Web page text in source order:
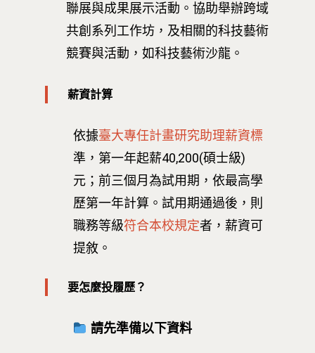
聯展與成果展示活動。協助舉辦跨域
共創系列工作坊，及相關的科技藝術
競賽與活動，如科技藝術沙龍。
薪資計算
依據臺大專任計畫研究助理薪資標
準，第一年起薪40,200(碩士級)
元；前三個月為試用期，依最高學
歷第一年計算。試用期通過後，則
職務等級符合本校規定者，薪資可
提敘。
要怎麼投履歷？
請先準備以下資料